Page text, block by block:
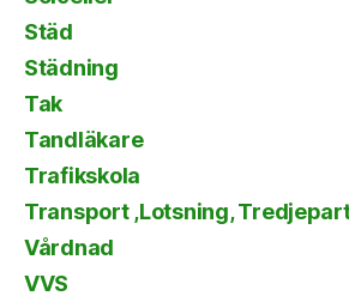
Städ
Städning
Tak
Tandläkare
Trafikskola
Transport ,Lotsning,
Vårdnad
VVS